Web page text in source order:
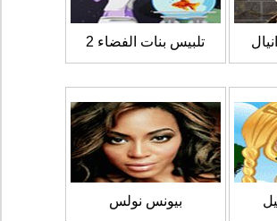
تلبيس بنات الفضاء 2
بيونس نولس